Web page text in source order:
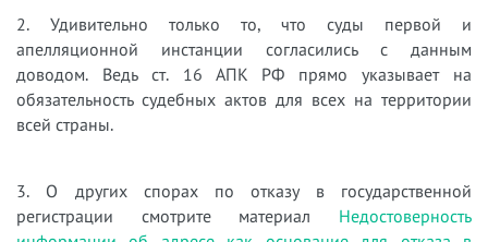
2. Удивительно только то, что суды первой и
апелляционной инстанции согласились с данным
доводом. Ведь ст. 16 АПК РФ прямо указывает на
обязательность судебных актов для всех на территории
всей страны.
3. О других спорах по отказу в государственной
регистрации смотрите материал Недостоверность